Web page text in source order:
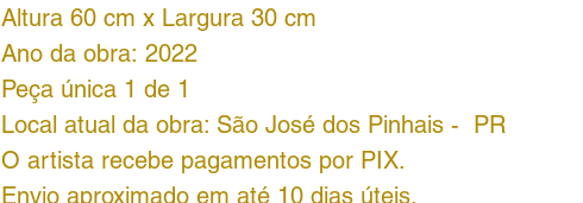
Altura 60 cm x Largura 30 cm
Ano da obra: 2022
Peça única 1 de 1
Local atual da obra: São José dos Pinhais - PR
O artista recebe pagamentos por PIX.
Envio aproximado em até 10 dias úteis.